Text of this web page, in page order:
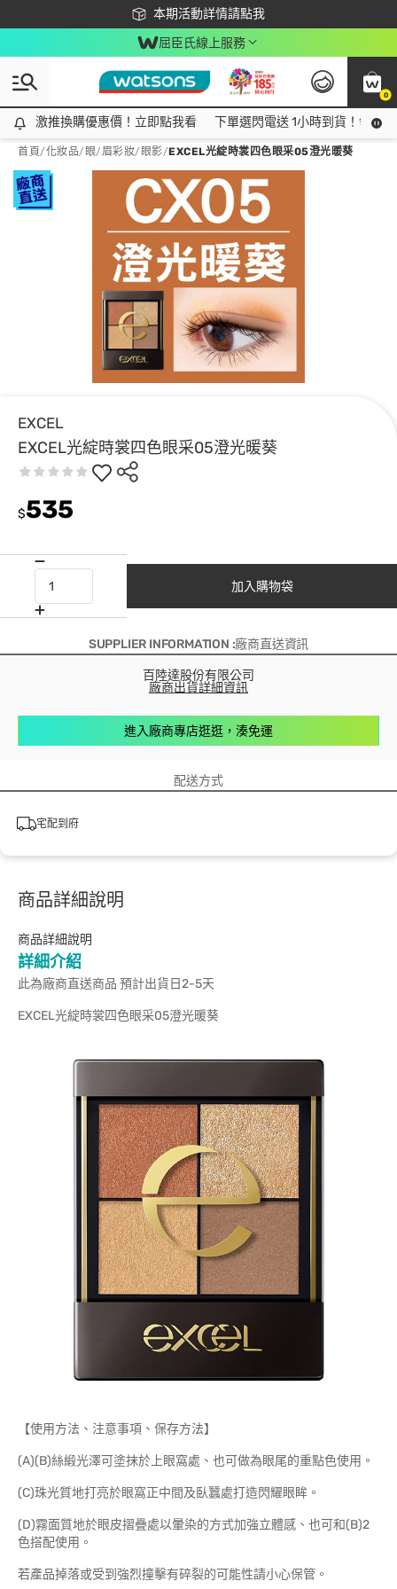
本期活動詳情請點我
下載app最高回饋$350
屈臣氏線上服務
0
激推換購優惠價！立即點我看
激推換購優惠價！立即點我看 下單選閃電送 1小時到貨！領神
首頁/化妝品/ 眼/眉彩妝/ 眼影/EXCEL光綻時裳四色眼采05澄光暖葵
EXCEL
EXCEL光綻時裳四色眼采05澄光暖葵
$535
加入購物袋
SUPPLIER INFORMATION :廠商直送資訊
百陸達股份有限公司
廠商出貨詳細資訊
進入廠商專店逛逛，湊免運
配送方式
宅配到府
商品詳細說明
商品詳細說明
詳細介紹
此為廠商直送商品 預計出貨日2-5天
EXCEL光綻時裳四色眼采05澄光暖葵
【使用方法、注意事項、保存方法】
(A)(B)絲緞光澤可塗抹於上眼窩處、也可做為眼尾的重點色使用。
(C)珠光質地打亮於眼窩正中間及臥蠶處打造閃耀眼眸。
(D)霧面質地於眼皮摺疊處以暈染的方式加強立體感、也可和(B)2
色搭配使用。
若產品掉落或受到強烈撞擊有碎裂的可能性請小心保管。